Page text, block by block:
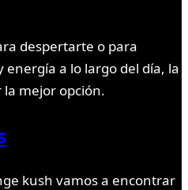
despertarte o para
a lo largo del día, la
mejor opción.
kush vamos a encontrar